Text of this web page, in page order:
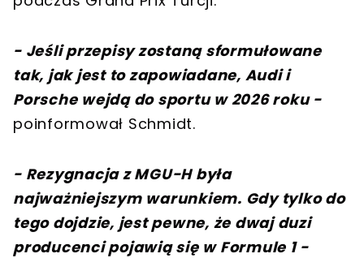
- Jeśli przepisy zostaną sformułowane
tak, jak jest to zapowiadane, Audi i
Porsche wejdą do sportu w 2026 roku -
poinformował Schmidt.
- Rezygnacja z MGU-H była
najważniejszym warunkiem. Gdy tylko do
tego dojdzie, jest pewne, że dwaj duzi
producenci pojawią się w Formule 1 -